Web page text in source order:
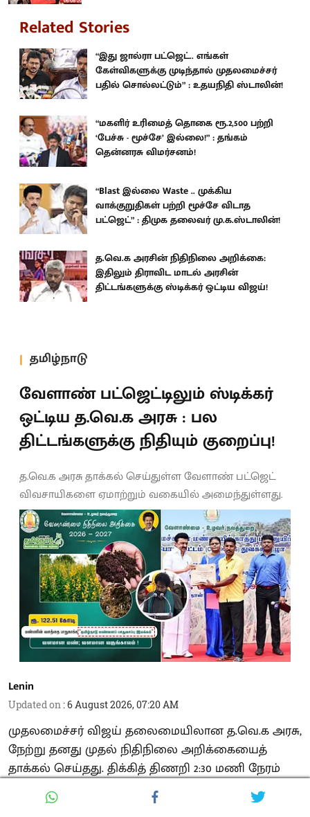
Related Stories
“இது ஜால்ரா பட்ஜெட்.. எங்கள்
கேள்விகளுக்கு முடிந்தால் முதலமைச்சர்
பதில் சொல்லட்டும்” : உதயநிதி ஸ்டாலின்!
“மகளிர் உரிமைத் தொகை ரூ.2,500 பற்றி
‘பேச்சு - மூச்சே’ இல்லை!” : தங்கம்
தென்னரசு விமர்சனம்!
“Blast இல்லை Waste .. முக்கிய
வாக்குறுதிகள் பற்றி மூச்சே விடாத
பட்ஜெட்” : திமுக தலைவர் மு.க.ஸ்டாலின்!
த.வெ.க அரசின் நிதிநிலை அறிக்கை:
இதிலும் திராவிட மாடல் அரசின்
திட்டங்களுக்கு ஸ்டிக்கர் ஒட்டிய விஜய்!
தமிழ்நாடு
வேளாண் பட்ஜெட்டிலும் ஸ்டிக்கர்
ஒட்டிய த.வெ.க அரசு : பல
திட்டங்களுக்கு நிதியும் குறைப்பு!
த.வெ.க அரசு தாக்கல் செய்துள்ள வேளாண் பட்ஜெட்
விவசாயிகளை ஏமாற்றும் வகையில் அமைந்துள்ளது.
Lenin
Updated on :6 August 2026, 07:20 AM
முதலமைச்சர் விஜய் தலைமையிலான த.வெ.க அரசு,
நேற்று தனது முதல் நிதிநிலை அறிக்கையைத்
தாக்கல் செய்தது. திக்கித் திணறி 2:30 மணி நேரம்
பெருமூச்சு விட்டு வாசித்து முடித்தார் நிதியமைச்சர்
மரிய வில்சன். அவர் பெருமூச்சு விட்டு வாசித்தாலும்,